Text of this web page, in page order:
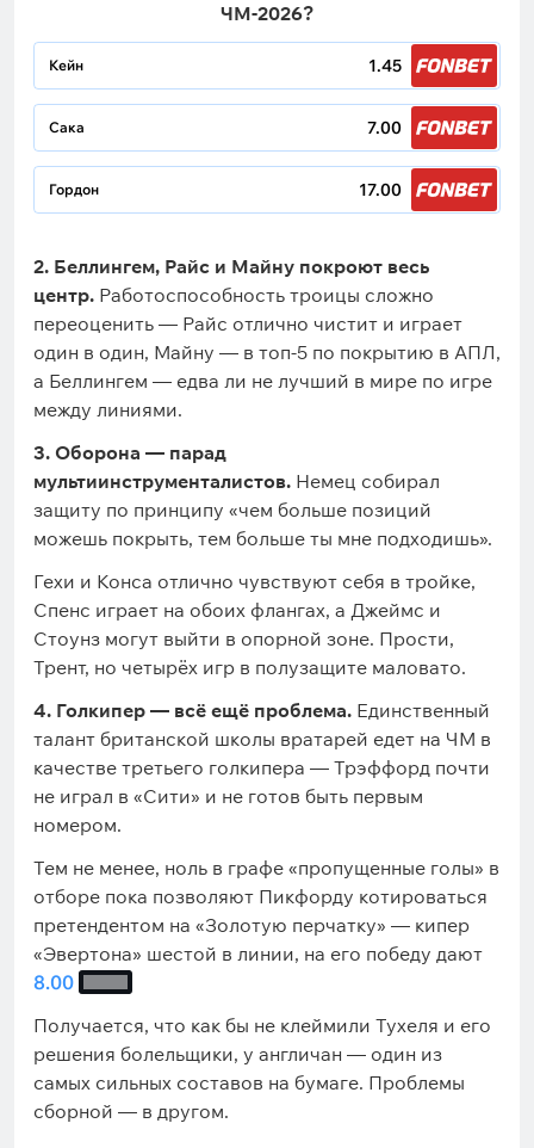
ЧМ-2026?
Кейн 1.45
Сака 7.00
Гордон 17.00
2. Беллингем, Райс и Майну покроют весь
центр. Работоспособность троицы сложно
переоценить — Райс отлично чистит и играет
один в один, Майну — в топ-5 по покрытию в АПЛ,
а Беллингем — едва ли не лучший в мире по игре
между линиями.
3. Оборона — парад
мультиинструменталистов. Немец собирал
защиту по принципу «чем больше позиций
можешь покрыть, тем больше ты мне подходишь».
Гехи и Конса отлично чувствуют себя в тройке,
Спенс играет на обоих флангах, а Джеймс и
Стоунз могут выйти в опорной зоне. Прости,
Трент, но четырёх игр в полузащите маловато.
4. Голкипер — всё ещё проблема. Единственный
талант британской школы вратарей едет на ЧМ в
качестве третьего голкипера — Трэффорд почти
не играл в «Сити» и не готов быть первым
номером.
Тем не менее, ноль в графе «пропущенные голы» в
отборе пока позволяют Пикфорду котироваться
претендентом на «Золотую перчатку» — кипер
«Эвертона» шестой в линии, на его победу дают
8.00
Получается, что как бы не клеймили Тухеля и его
решения болельщики, у англичан — один из
самых сильных составов на бумаге. Проблемы
сборной — в другом.